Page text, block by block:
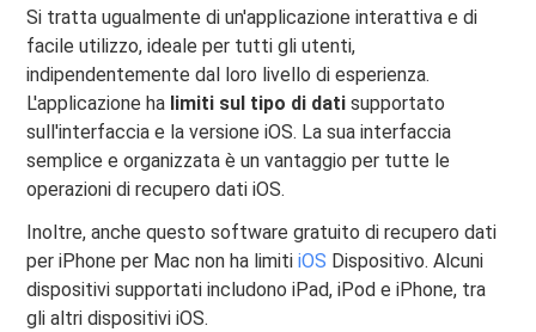
Si tratta ugualmente di un'applicazione interattiva e di
facile utilizzo, ideale per tutti gli utenti,
indipendentemente dal loro livello di esperienza.
L'applicazione ha limiti sul tipo di dati supportato
sull'interfaccia e la versione iOS. La sua interfaccia
semplice e organizzata è un vantaggio per tutte le
operazioni di recupero dati iOS.
Inoltre, anche questo software gratuito di recupero dati
per iPhone per Mac non ha limitiiOS Dispositivo. Alcuni
dispositivi supportati includono iPad, iPod e iPhone, tra
gli altri dispositivi iOS.